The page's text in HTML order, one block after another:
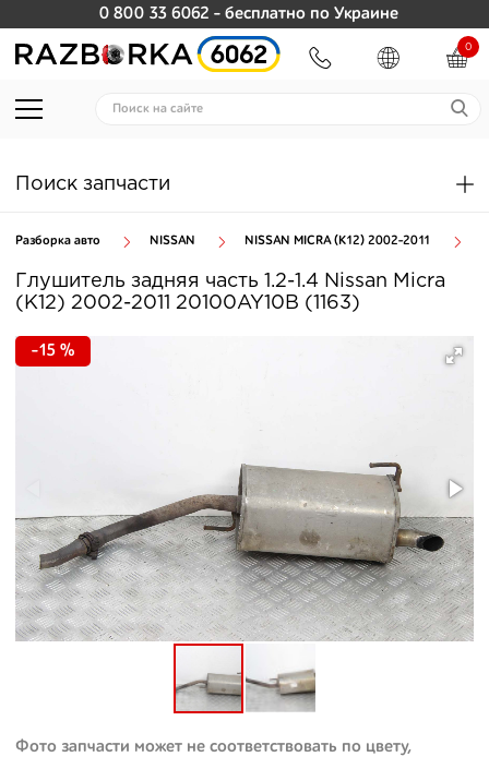
0 800 33 6062 - бесплатно по Украине
0
Поиск запчасти
Разборка авто NISSAN NISSAN MICRA (K12) 2002-2011
Глушитель задняя часть 1.2-1.4 Nissan Micra
(K12) 2002-2011 20100AY10B (1163)
-15 %
Фото запчасти может не соответствовать по цвету,